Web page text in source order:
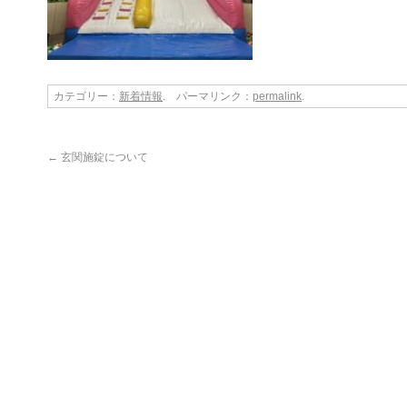
カテゴリー： 新着情報. パーマリンク： permalink.
← 玄関施錠について